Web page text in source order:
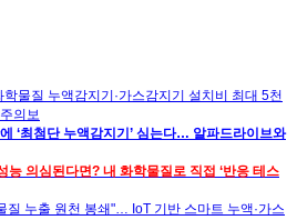
물질 누액감지기·가스감지기 설치비 최대 5천
의보
‘최첨단 누액감지기’ 심는다… 알파드라이브와
능 의심된다면? 내 화학물질로 직접 ‘반응 테스
질 누출 원천 봉쇄"… IoT 기반 스마트 누액·가스